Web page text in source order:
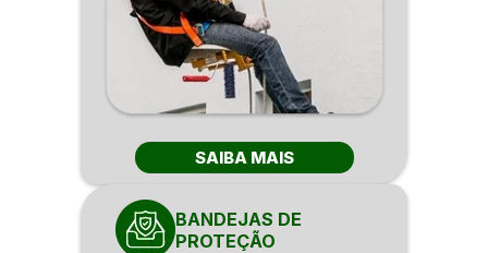
SAIBA MAIS
BANDEJAS DE
PROTEÇÃO